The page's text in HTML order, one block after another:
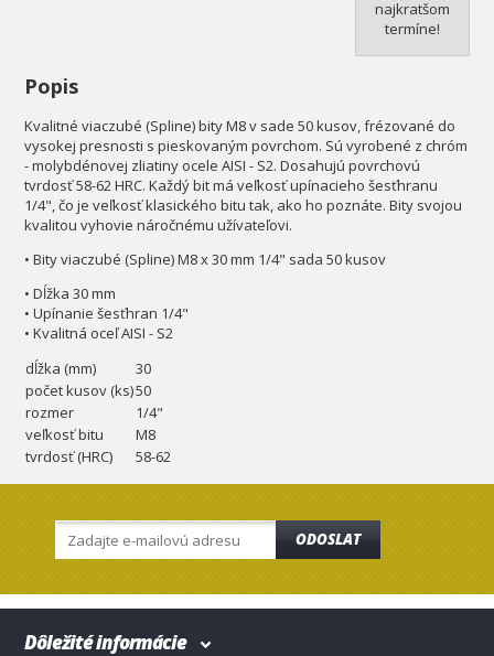
najkratšom
termíne!
Popis
Kvalitné viaczubé (Spline) bity M8 v sade 50 kusov, frézované do
vysokej presnosti s pieskovaným povrchom. Sú vyrobené z chróm
- molybdénovej zliatiny ocele AISI - S2. Dosahujú povrchovú
tvrdosť 58-62 HRC. Každý bit má veľkosť upínacieho šesťhranu
1/4", čo je veľkosť klasického bitu tak, ako ho poznáte. Bity svojou
kvalitou vyhovie náročnému užívateľovi.
• Bity viaczubé (Spline) M8 x 30 mm 1/4" sada 50 kusov
• Dĺžka 30 mm
• Upínanie šesťhran 1/4"
• Kvalitná oceľ AISI - S2
dĺžka (mm)
30
počet kusov (ks)50
rozmer
1/4"
veľkosť bitu
M8
tvrdosť (HRC)
58-62
ODOSLAT
Dôležité informácie